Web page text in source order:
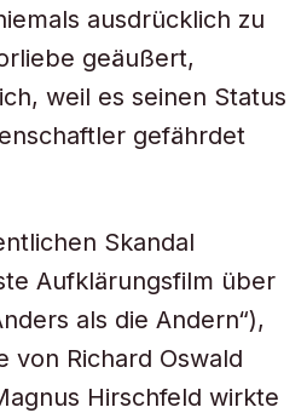
ausdrücklich zu
geäußert,
weil es seinen Status
gefährdet
Skandal
Aufklärungsfilm über
als die Andern“),
von Richard Oswald
Hirschfeld wirkte